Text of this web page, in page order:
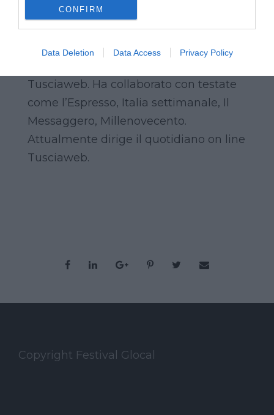
CONFIRM
Data Deletion Data Access Privacy Policy
Galeotti è giornalista professionista e
ha fondato diversi giornali on line:
Varesenews, il più grande giornale
Tusciaweb. Ha collaborato con testate
come l’Espresso, Italia settimanale, Il
Messaggero, Millenovecento.
Attualmente dirige il quotidiano on line
Tusciaweb.
Copyright Festival Glocal